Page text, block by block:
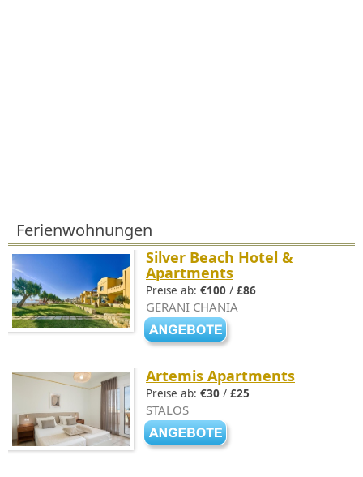
Ferienwohnungen
Silver Beach Hotel &
Apartments
Preise ab: €100 / £86
GERANI CHANIA
Artemis Apartments
Preise ab: €30 / £25
STALOS